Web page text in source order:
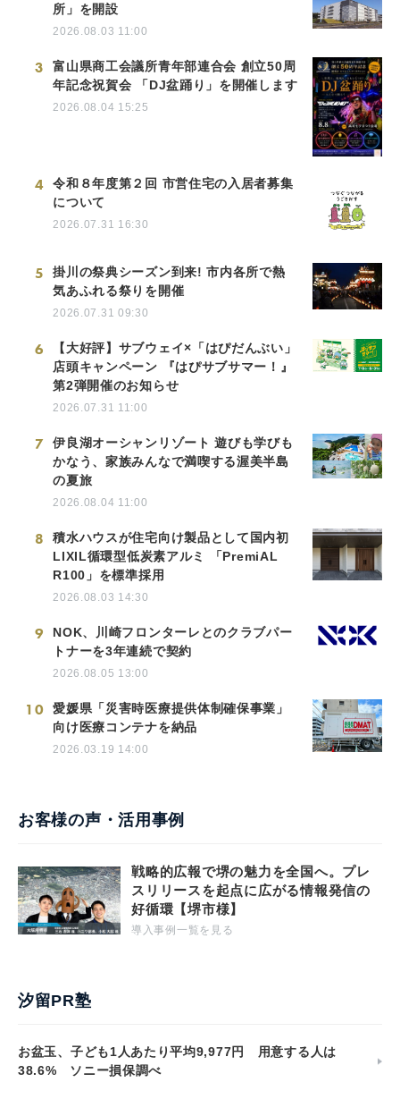
所」を開設
2026.08.03 11:00
3
富山県商工会議所青年部連合会 創立50周
年記念祝賀会 「DJ盆踊り」を開催します
2026.08.04 15:25
4
令和８年度第２回 市営住宅の入居者募集
について
2026.07.31 16:30
5
掛川の祭典シーズン到来! 市内各所で熱
気あふれる祭りを開催
2026.07.31 09:30
6
【大好評】サブウェイ×「はぴだんぶい」
店頭キャンペーン 『はぴサブサマー！』
第2弾開催のお知らせ
2026.07.31 11:00
7
伊良湖オーシャンリゾート 遊びも学びも
かなう、家族みんなで満喫する渥美半島
の夏旅
2026.08.04 11:00
8
積水ハウスが住宅向け製品として国内初
LIXIL循環型低炭素アルミ 「PremiAL
R100」を標準採用
2026.08.03 14:30
9
NOK、川崎フロンターレとのクラブパー
トナーを3年連続で契約
2026.08.05 13:00
10
愛媛県「災害時医療提供体制確保事業」
向け医療コンテナを納品
2026.03.19 14:00
お客様の声・活用事例
戦略的広報で堺の魅力を全国へ。プレ
スリリースを起点に広がる情報発信の
好循環【堺市様】
導入事例一覧を見る
汐留PR塾
お盆玉、子ども1人あたり平均9,977円 用意する人は
38.6% ソニー損保調べ